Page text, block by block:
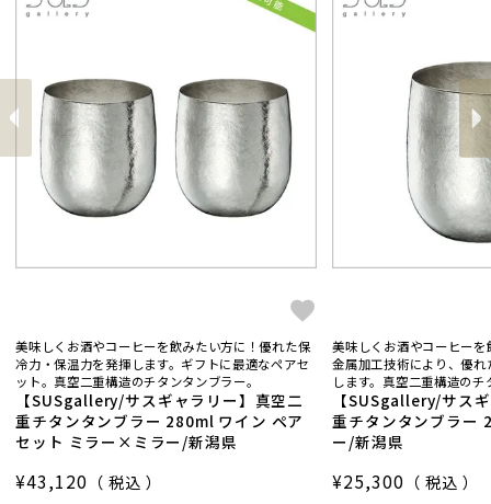
前
へ
美味しくお酒やコーヒーを飲みたい方に！優れた保
冷力・保温力を発揮します。ギフトに最適なペアセ
ット。真空二重構造のチタンタンブラー。
【SUSgallery/サスギャラリー】真空二
重チタンタンブラー 280ml ワイン ペア
セット ミラー×ミラー/新潟県
¥43,120 税込
美味しくお酒やコーヒー
金属加工技術により、優
します。真空二重構造の
【SUSgallery/サス
重チタンタンブラー
ー/新潟県
¥25,300 税込
次
へ